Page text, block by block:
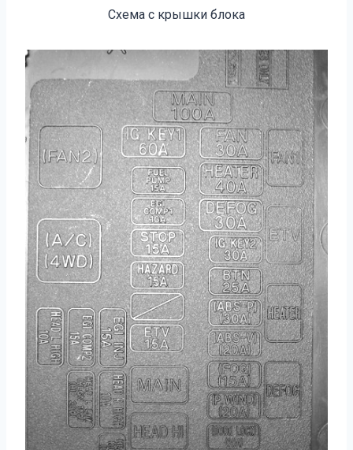
Схема с крышки блока